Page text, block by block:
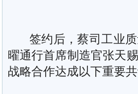
签约后，蔡司工业质
曜通行首席制造官张天
战略合作达成以下重要